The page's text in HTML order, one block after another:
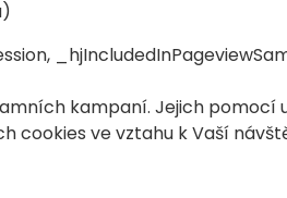
kampaní. Jejich
ve vztahu k Vaší